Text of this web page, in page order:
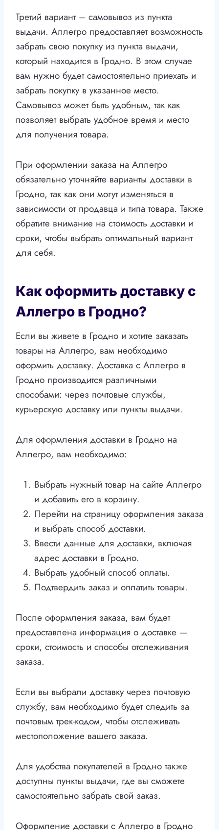
Третий вариант – самовывоз из пункта
выдачи. Аллегро предоставляет возможность
забрать свою покупку из пункта выдачи,
который находится в Гродно. В этом случае
вам нужно будет самостоятельно приехать и
забрать покупку в указанное место.
Самовывоз может быть удобным, так как
позволяет выбрать удобное время и место
для получения товара.
При оформлении заказа на Аллегро
обязательно уточняйте варианты доставки в
Гродно, так как они могут изменяться в
зависимости от продавца и типа товара. Также
обратите внимание на стоимость доставки и
сроки, чтобы выбрать оптимальный вариант
для себя.
Как оформить доставку с
Аллегро в Гродно?
Если вы живете в Гродно и хотите заказать
товары на Аллегро, вам необходимо
оформить доставку. Доставка с Аллегро в
Гродно производится различными
способами: через почтовые службы,
курьерскую доставку или пункты выдачи.
Для оформления доставки в Гродно на
Аллегро, вам необходимо:
Выбрать нужный товар на сайте Аллегро
и добавить его в корзину.
Перейти на страницу оформления заказа
и выбрать способ доставки.
Ввести данные для доставки, включая
адрес доставки в Гродно.
Выбрать удобный способ оплаты.
Подтвердить заказ и оплатить товары.
После оформления заказа, вам будет
предоставлена информация о доставке —
сроки, стоимость и способы отслеживания
заказа.
Если вы выбрали доставку через почтовую
службу, вам необходимо будет следить за
почтовым трек-кодом, чтобы отслеживать
местоположение вашего заказа.
Для удобства покупателей в Гродно также
доступны пункты выдачи, где вы сможете
самостоятельно забрать свой заказ.
Оформление доставки с Аллегро в Гродно